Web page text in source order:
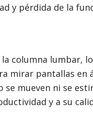
y pérdida de la
columna lumbar,
mirar pantallas en
mueven ni se
y a su